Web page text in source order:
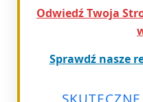
Odwiedź Twoja
Sprawdź nasze